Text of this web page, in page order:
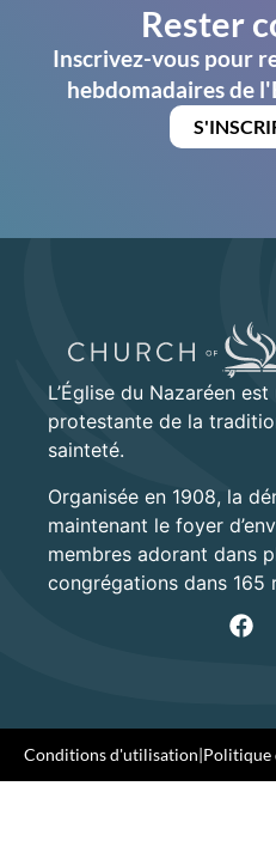
Rester
Inscrivez-vous pour
hebdomadaires de
L’Église du Nazaréen
protestante de la
sainteté.
Organisée en 1908, la
maintenant le foyer
membres adorant dans
congrégations dans 165
Conditions d'utilisation|Politique